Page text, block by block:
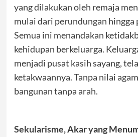
yang dilakukan oleh remaja
mulai dari perundungan hingga
Semua ini menandakan
kehidupan berkeluarga.
menjadi pusat kasih sayang,
ketakwaannya. Tanpa nilai
bangunan tanpa arah.
Sekularisme, Akar yang